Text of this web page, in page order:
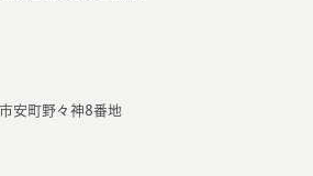
安町野々神8番地